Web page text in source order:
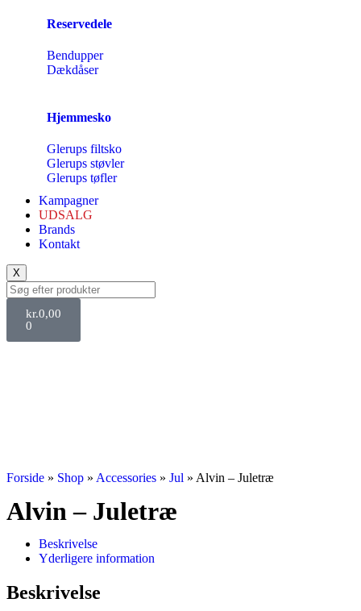
Reservedele
Bendupper
Dækdåser
Hjemmesko
Glerups filtsko
Glerups støvler
Glerups tøfler
Kampagner
UDSALG
Brands
Kontakt
X
kr.0,00
0
Forside » Shop » Accessories » Jul » Alvin – Juletræ
Alvin – Juletræ
Beskrivelse
Yderligere information
Beskrivelse